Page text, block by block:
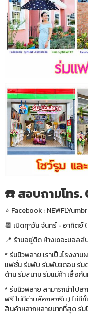
☎️ สอบถามโทร
⭐️ Facebook :
📆 เปิดทุกวัน จันทร์ - อาทิต
📍 ร้านอยู่ติด ห้างเดอะมอล
* ร่มนิวฟลาย เราเป็นโรงงา
แฟชั่น ร่มพับ ร่มพับ3ตอน ร่ม
ด้าน ร่มสนาม ร่มแม่ค้า เสื้อกั
* ร่มนิวฟลาย สามารถนำไปส
ฟรี ไม่มีค่าบล๊อกสกรีน ) ไม่มี
สินค้าหลากหลายมากที่สุด ร่ม